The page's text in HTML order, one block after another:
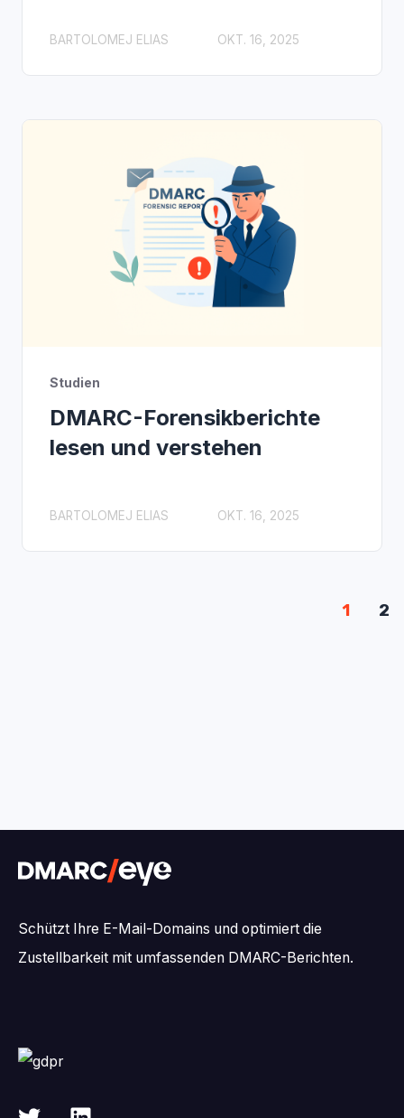
BARTOLOMEJ ELIAS OKT. 16, 2025
Studien
DMARC-Forensikberichte
lesen und verstehen
BARTOLOMEJ ELIAS OKT. 16, 2025
1 2
Schützt Ihre E-Mail-Domains und optimiert die
Zustellbarkeit mit umfassenden DMARC-Berichten.